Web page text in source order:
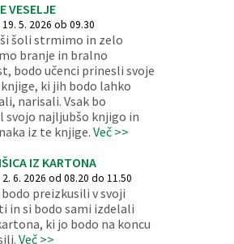
VESELJE
5. 2026 ob 09.30
šoli strmimo in zelo
branje in bralno
bodo učenci prinesli svoje
ki jih bodo lahko
narisali. Vsak bo
svojo najljubšo knjigo in
iz te knjige.Več >>
IZ KARTONA
6. 2026 od 08.20 do 11.50
bodo preizkusili v svoji
in si bodo sami izdelali
ki jo bodo na koncu
Več >>